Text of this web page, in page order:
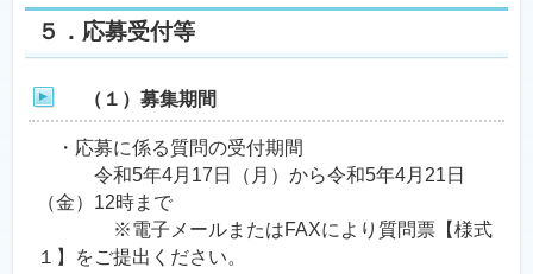
５．応募受付等
（１）募集期間
・応募に係る質問の受付期間
令和5年4月17日（月）から令和5年4月21日
（金）12時まで
※電子メールまたはFAXにより質問票【様式
１】をご提出ください。